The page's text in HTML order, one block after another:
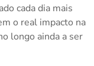
cada dia mais
o real impacto na
longo ainda a ser